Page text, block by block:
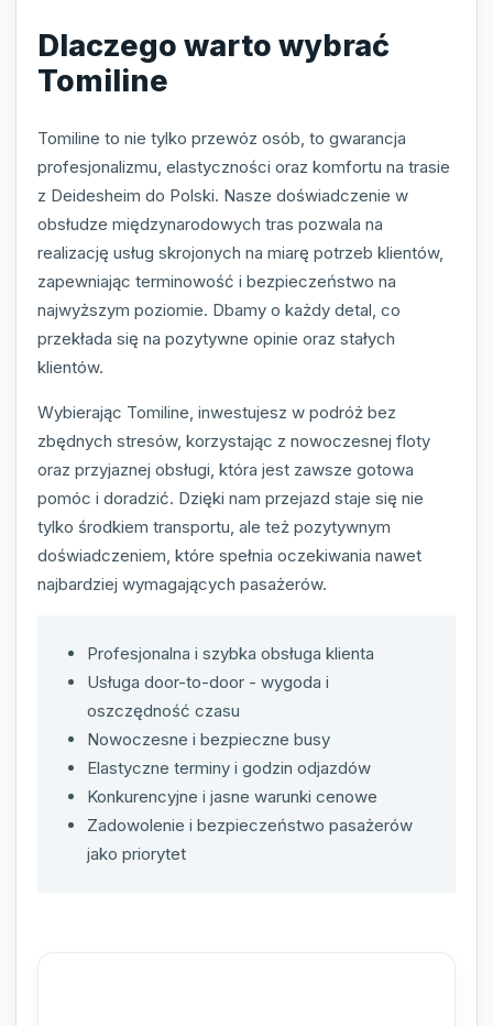
Dlaczego warto wybrać
Tomiline
Tomiline to nie tylko przewóz osób, to gwarancja
profesjonalizmu, elastyczności oraz komfortu na trasie
z Deidesheim do Polski. Nasze doświadczenie w
obsłudze międzynarodowych tras pozwala na
realizację usług skrojonych na miarę potrzeb klientów,
zapewniając terminowość i bezpieczeństwo na
najwyższym poziomie. Dbamy o każdy detal, co
przekłada się na pozytywne opinie oraz stałych
klientów.
Wybierając Tomiline, inwestujesz w podróż bez
zbędnych stresów, korzystając z nowoczesnej floty
oraz przyjaznej obsługi, która jest zawsze gotowa
pomóc i doradzić. Dzięki nam przejazd staje się nie
tylko środkiem transportu, ale też pozytywnym
doświadczeniem, które spełnia oczekiwania nawet
najbardziej wymagających pasażerów.
Profesjonalna i szybka obsługa klienta
Usługa door-to-door - wygoda i
oszczędność czasu
Nowoczesne i bezpieczne busy
Elastyczne terminy i godzin odjazdów
Konkurencyjne i jasne warunki cenowe
Zadowolenie i bezpieczeństwo pasażerów
jako priorytet